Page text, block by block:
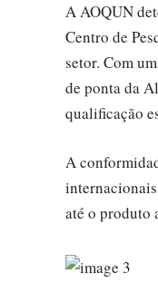
A AOQUN
Centro de
setor. Com
de ponta da
qualificação
A
até o produto